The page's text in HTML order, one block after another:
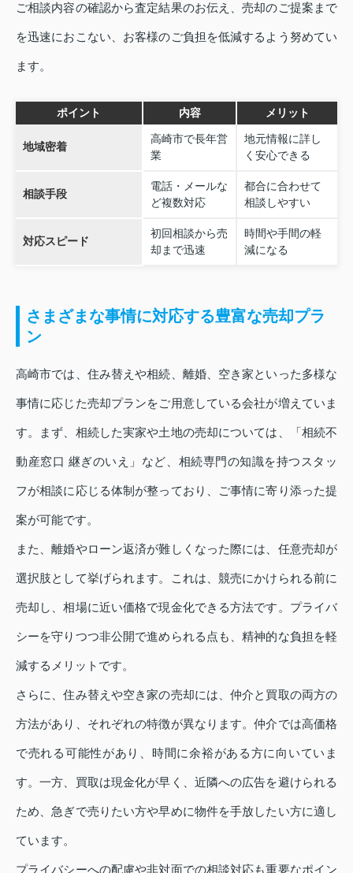
ご相談内容の確認から査定結果のお伝え、売却のご提案まで
を迅速におこない、お客様のご負担を低減するよう努めてい
ます。
ポイント 内容 メリット
地域密着
高崎市で長年営
業
地元情報に詳し
く安心できる
相談手段
電話・メールな
ど複数対応
都合に合わせて
相談しやすい
対応スピード
初回相談から売
却まで迅速
時間や手間の軽
減になる
さまざまな事情に対応する豊富な売却プラ
ン
高崎市では、住み替えや相続、離婚、空き家といった多様な
事情に応じた売却プランをご用意している会社が増えていま
す。まず、相続した実家や土地の売却については、「相続不
動産窓口 継ぎのいえ」など、相続専門の知識を持つスタッ
フが相談に応じる体制が整っており、ご事情に寄り添った提
案が可能です。
また、離婚やローン返済が難しくなった際には、任意売却が
選択肢として挙げられます。これは、競売にかけられる前に
売却し、相場に近い価格で現金化できる方法です。プライバ
シーを守りつつ非公開で進められる点も、精神的な負担を軽
減するメリットです。
さらに、住み替えや空き家の売却には、仲介と買取の両方の
方法があり、それぞれの特徴が異なります。仲介では高価格
で売れる可能性があり、時間に余裕がある方に向いていま
す。一方、買取は現金化が早く、近隣への広告を避けられる
ため、急ぎで売りたい方や早めに物件を手放したい方に適し
ています。
プライバシーへの配慮や非対面での相談対応も重要なポイン